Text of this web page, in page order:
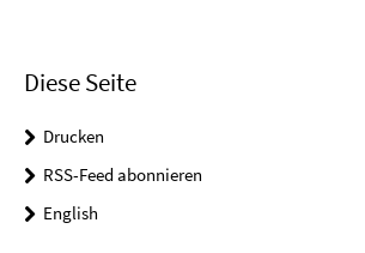
Diese Seite
Drucken
RSS-Feed abonnieren
English